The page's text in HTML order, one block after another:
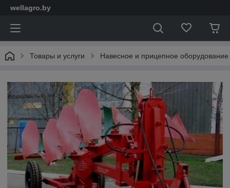
wellagro.by
Товары и услуги Навесное и прицепное оборудование